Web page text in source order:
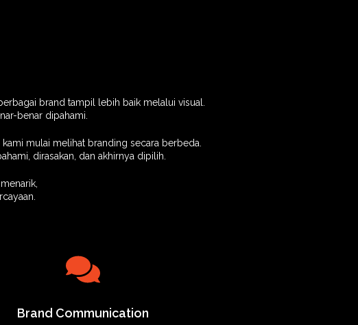
brand tampil lebih baik melalui visual.
benar dipahami.
mulai melihat branding secara berbeda.
dirasakan, dan akhirnya dipilih.
Brand Communication